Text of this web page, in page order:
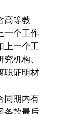
高等教
一个工作
上一个工
机构、
职证明材
同期内有